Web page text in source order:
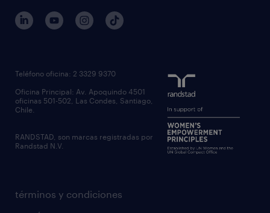
términos y condiciones
Teléfono oficina: 2 3329 9370
Oficina Principal: Av. Apoquindo 4501
oficinas 501-502, Las Condes, Santiago,
Chile.
RANDSTAD, son marcas registradas por
Randstad N.V.